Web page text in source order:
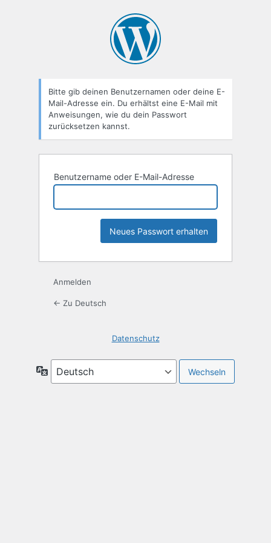
Bitte gib deinen Benutzernamen oder deine E-
Mail-Adresse ein. Du erhältst eine E-Mail mit
Anweisungen, wie du dein Passwort
zurücksetzen kannst.
Benutzername oder E-Mail-Adresse
Anmelden
← Zu Deutsch
Datenschutz
Sprache